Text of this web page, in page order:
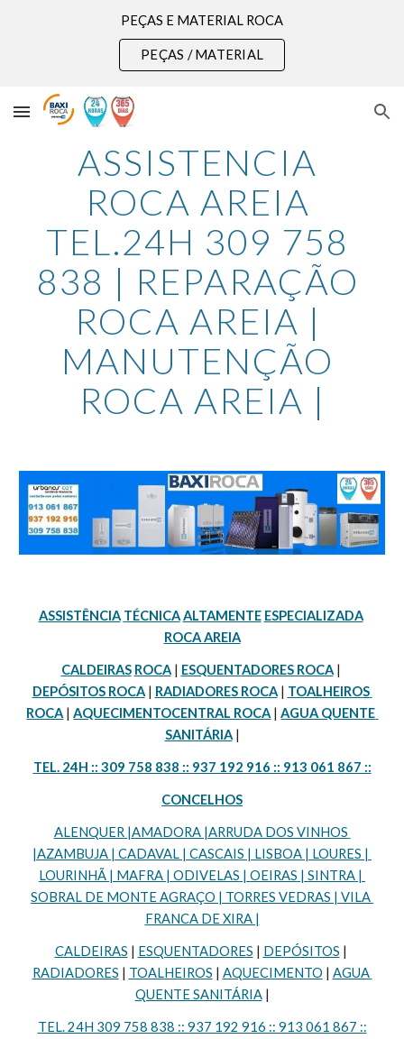
Skip to main content
PEÇAS E MATERIAL ROCA
PEÇAS / MATERIAL
ASSISTENCIA
ROCA AREIA
TEL.24H 309 758
838 | REPARAÇÃO
ROCA AREIA |
MANUTENÇÃO
ROCA AREIA |
ASSISTÊNCIA TÉCNICA ALTAMENTE ESPECIALIZADA
ROCA AREIA
CALDEIRAS ROCA | ESQUENTADORES ROCA
DEPÓSITOS ROCA | RADIADORES ROCA | TOALHEIROS
ROCA | AQUECIMENTOCENTRAL ROCA | AGUA QUENTE
SANITÁRIA |
TEL. 24H :: 309 758 838 :: 937 192 916 :: 913 061 867 ::
CONCELHOS
ALENQUER |AMADORA |ARRUDA DOS VINHOS
|AZAMBUJA | CADAVAL | CASCAIS | LISBOA | LOURES |
LOURINHÃ | MAFRA | ODIVELAS | OEIRAS | SINTRA |
SOBRAL DE MONTE AGRAÇO | TORRES VEDRAS | VILA
FRANCA DE XIRA |
CALDEIRAS | ESQUENTADORES | DEPÓSITOS
RADIADORES | TOALHEIROS | AQUECIMENTO | AGUA
QUENTE SANITÁRIA |
TEL. 24H 309 758 838 :: 937 192 916 :: 913 061 867 ::